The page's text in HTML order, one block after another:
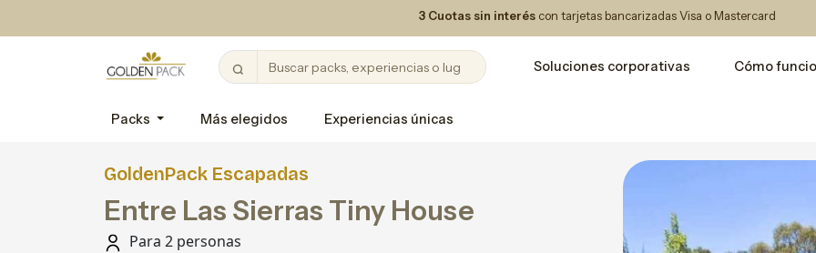
3 Cuotas sin interés con tarjetas bancarizadas Visa o Mastercard
Soluciones corporativas Cómo
Packs Más elegidos Experiencias únicas
GoldenPack Escapadas
Entre Las Sierras Tiny House
Para 2 personas